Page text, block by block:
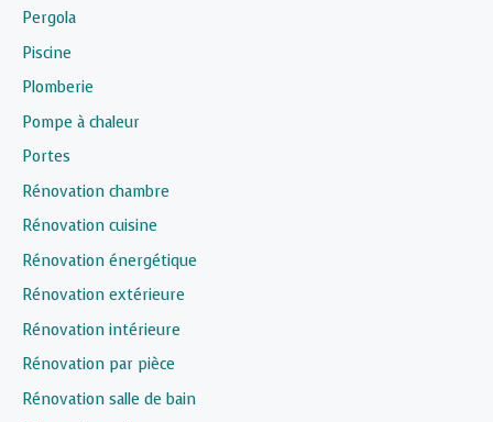
Pergola
Piscine
Plomberie
Pompe à chaleur
Portes
Rénovation chambre
Rénovation cuisine
Rénovation énergétique
Rénovation extérieure
Rénovation intérieure
Rénovation par pièce
Rénovation salle de bain